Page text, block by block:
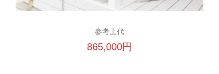
参考上代
865,000円